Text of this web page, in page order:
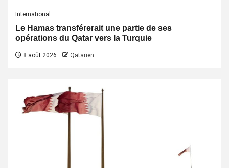
International
Le Hamas transférerait une partie de ses
opérations du Qatar vers la Turquie
8 août 2026 Qatarien